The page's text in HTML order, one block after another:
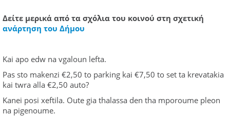
Δείτε μερικά από τα σχόλια του κοινού στη σχετική
ανάρτηση του Δήμου
Kai apo edw na vgaloun lefta.
Pas sto makenzi €2,50 to parking kai €7,50 to set ta krevatakia
kai twra alla €2,50 auto?
Kanei posi xeftila. Oute gia thalassa den tha mporoume pleon
na pigenoume.